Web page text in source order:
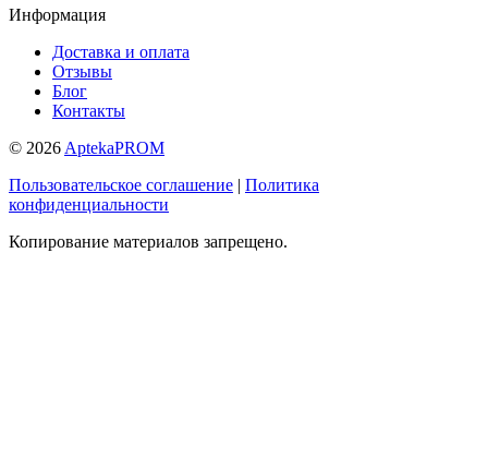
Информация
Доставка и оплата
Отзывы
Блог
Контакты
© 2026 AptekaPROM
Пользовательское соглашение | Политика
конфиденциальности
Копирование материалов запрещено.